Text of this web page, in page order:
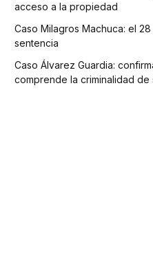
acceso a la propiedad
Caso Milagros Machuca: el
sentencia
Caso Álvarez Guardia:
comprende la criminalidad de